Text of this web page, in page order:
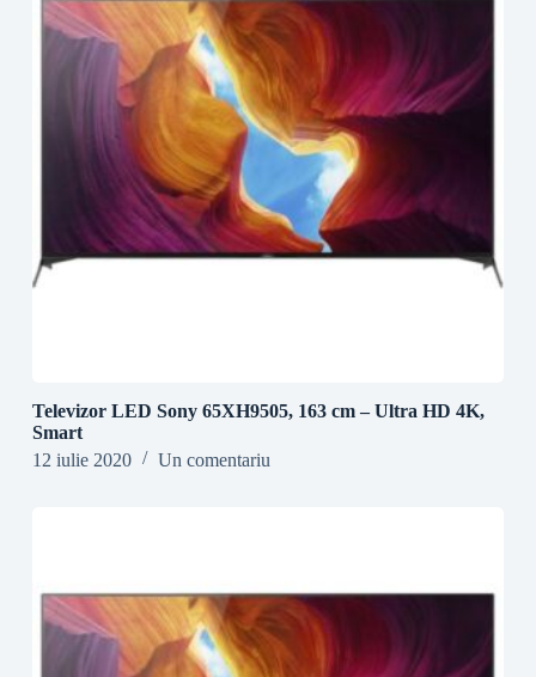
Televizor LED Sony 65XH9505, 163 cm – Ultra HD 4K,
Smart
12 iulie 2020
Un comentariu